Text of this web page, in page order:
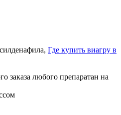
, Где купить виагру в
заказа любого препаратан на